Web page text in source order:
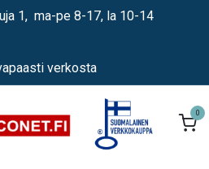
1, ma-pe 8-17, la 10-14
verkosta
0